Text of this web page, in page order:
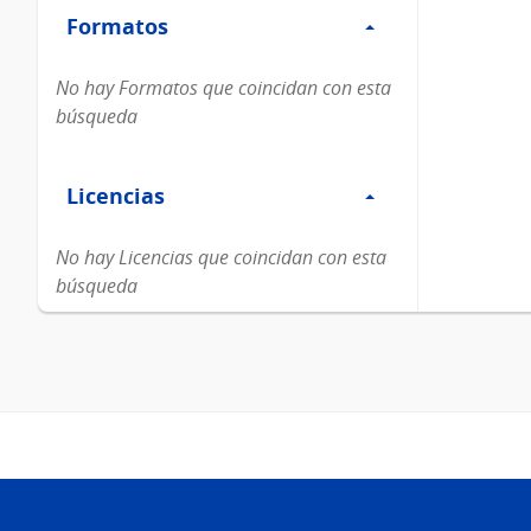
Formatos
Formatos
No hay Formatos que coincidan con esta
búsqueda
Licencias
Licencias
No hay Licencias que coincidan con esta
búsqueda